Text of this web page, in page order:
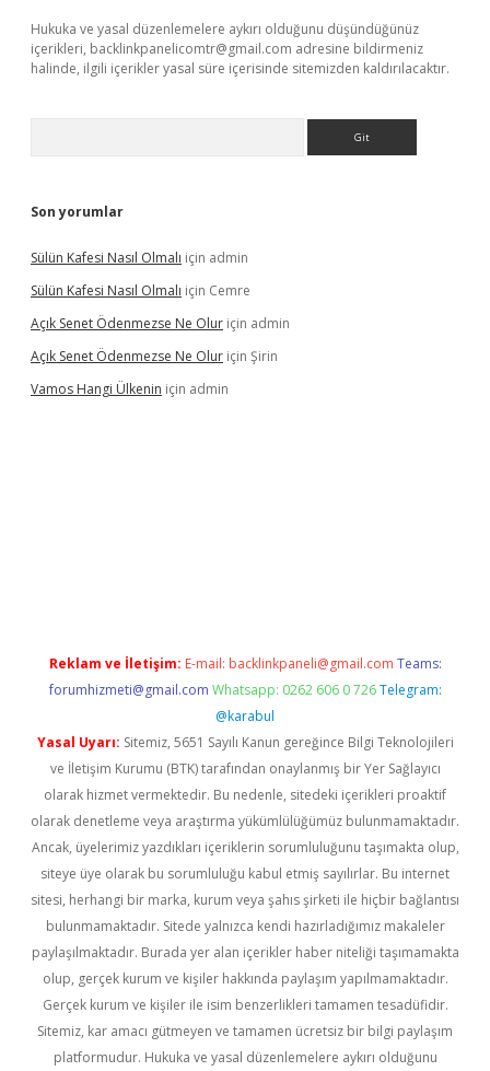
Hukuka ve yasal düzenlemelere aykırı olduğunu düşündüğünüz
içerikleri, backlinkpanelicomtr@gmail.com adresine bildirmeniz
halinde, ilgili içerikler yasal süre içerisinde sitemizden kaldırılacaktır.
Son yorumlar
Sülün Kafesi Nasıl Olmalı için admin
Sülün Kafesi Nasıl Olmalı için Cemre
Açık Senet Ödenmezse Ne Olur için admin
Açık Senet Ödenmezse Ne Olur için Şirin
Vamos Hangi Ülkenin için admin
Reklam ve İletişim: E-mail: backlinkpaneli@gmail.com Teams:
forumhizmeti@gmail.com Whatsapp: 0262 606 0 726 Telegram:
@karabul
Yasal Uyarı: Sitemiz, 5651 Sayılı Kanun gereğince Bilgi Teknolojileri
ve İletişim Kurumu (BTK) tarafından onaylanmış bir Yer Sağlayıcı
olarak hizmet vermektedir. Bu nedenle, sitedeki içerikleri proaktif
olarak denetleme veya araştırma yükümlülüğümüz bulunmamaktadır.
Ancak, üyelerimiz yazdıkları içeriklerin sorumluluğunu taşımakta olup,
siteye üye olarak bu sorumluluğu kabul etmiş sayılırlar. Bu internet
sitesi, herhangi bir marka, kurum veya şahıs şirketi ile hiçbir bağlantısı
bulunmamaktadır. Sitede yalnızca kendi hazırladığımız makaleler
paylaşılmaktadır. Burada yer alan içerikler haber niteliği taşımamakta
olup, gerçek kurum ve kişiler hakkında paylaşım yapılmamaktadır.
Gerçek kurum ve kişiler ile isim benzerlikleri tamamen tesadüfidir.
Sitemiz, kar amacı gütmeyen ve tamamen ücretsiz bir bilgi paylaşım
platformudur. Hukuka ve yasal düzenlemelere aykırı olduğunu